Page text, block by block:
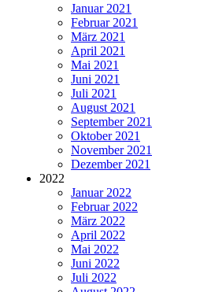
Januar 2021
Februar 2021
März 2021
April 2021
Mai 2021
Juni 2021
Juli 2021
August 2021
September 2021
Oktober 2021
November 2021
Dezember 2021
2022
Januar 2022
Februar 2022
März 2022
April 2022
Mai 2022
Juni 2022
Juli 2022